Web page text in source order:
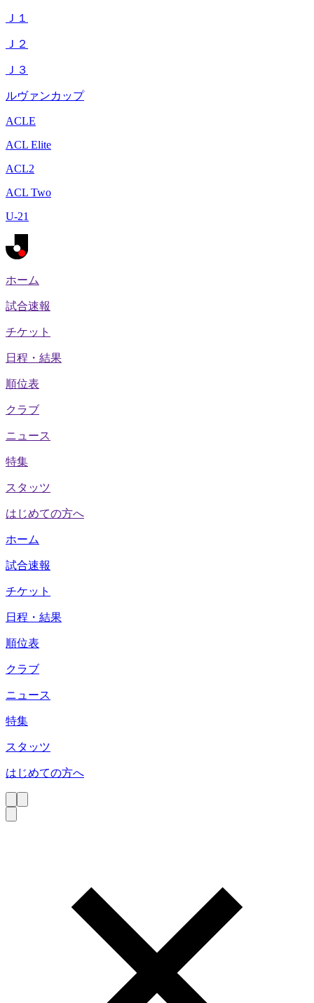
Ｊ１
Ｊ２
Ｊ３
ルヴァンカップ
ACLE
ACL Elite
ACL2
ACL Two
U-21
ホーム
試合速報
チケット
日程・結果
順位表
クラブ
ニュース
特集
スタッツ
はじめての方へ
ホーム
試合速報
チケット
日程・結果
順位表
クラブ
ニュース
特集
スタッツ
はじめての方へ